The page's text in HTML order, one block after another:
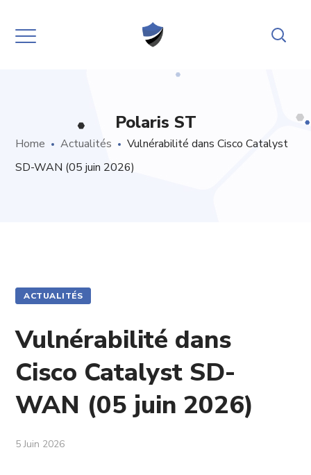
Polaris ST
Home Actualités
Vulnérabilité dans Cisco Catalyst
SD-WAN (05 juin 2026)
ACTUALITÉS
Vulnérabilité dans
Cisco Catalyst SD-
WAN (05 juin 2026)
5 Juin 2026